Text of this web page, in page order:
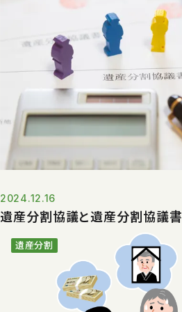
2024.12.16
遺産分割協議と遺産分割協議書
遺産分割